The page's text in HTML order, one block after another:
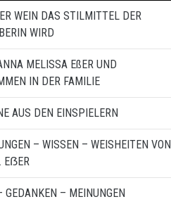
WEIN DAS STILMITTEL DER
WIRD
MELISSA EßER UND
IN DER FAMILIE
AUS DEN EINSPIELERN
– WISSEN – WEISHEITEN VON
EẞER
GEDANKEN – MEINUNGEN